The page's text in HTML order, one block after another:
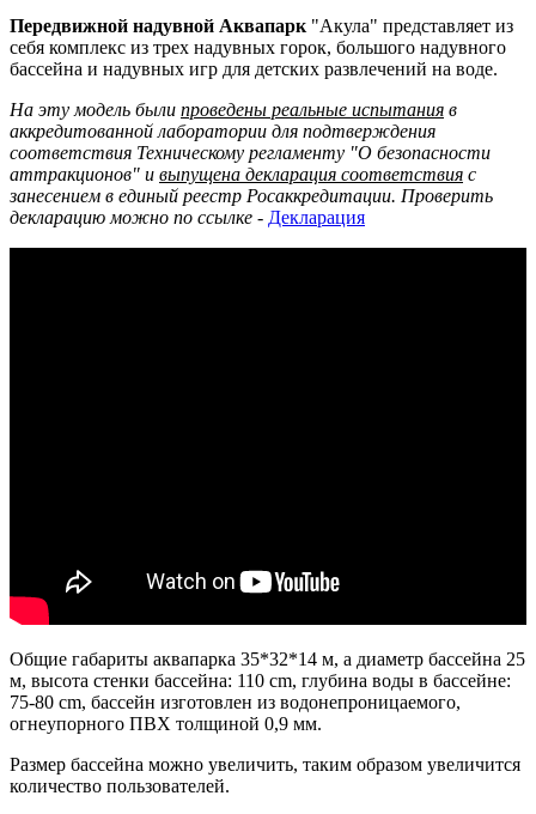
Передвижной надувной Аквапарк "Акула" представляет из
себя комплекс из трех надувных горок, большого надувного
бассейна и надувных игр для детских развлечений на воде.
На эту модель были проведены реальные испытания в
аккредитованной лаборатории для подтверждения
соответствия Техническому регламенту "О безопасности
аттракционов" и выпущена декларация соответствия с
занесением в единый реестр Росаккредитации. Проверить
декларацию можно по ссылке - Декларация
Общие габариты аквапарка 35*32*14 м, а диаметр бассейна 25
м, высота стенки бассейна: 110 cm, глубина воды в бассейне:
75-80 cm, бассейн изготовлен из водонепроницаемого,
огнеупорного ПВХ толщиной 0,9 мм.
Размер бассейна можно увеличить, таким образом увеличится
количество пользователей.